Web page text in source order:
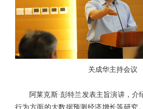
关成华主持会议
阿莱克斯·彭特兰发表主旨演讲，介
行为方面的大数据预测经济增长等研究